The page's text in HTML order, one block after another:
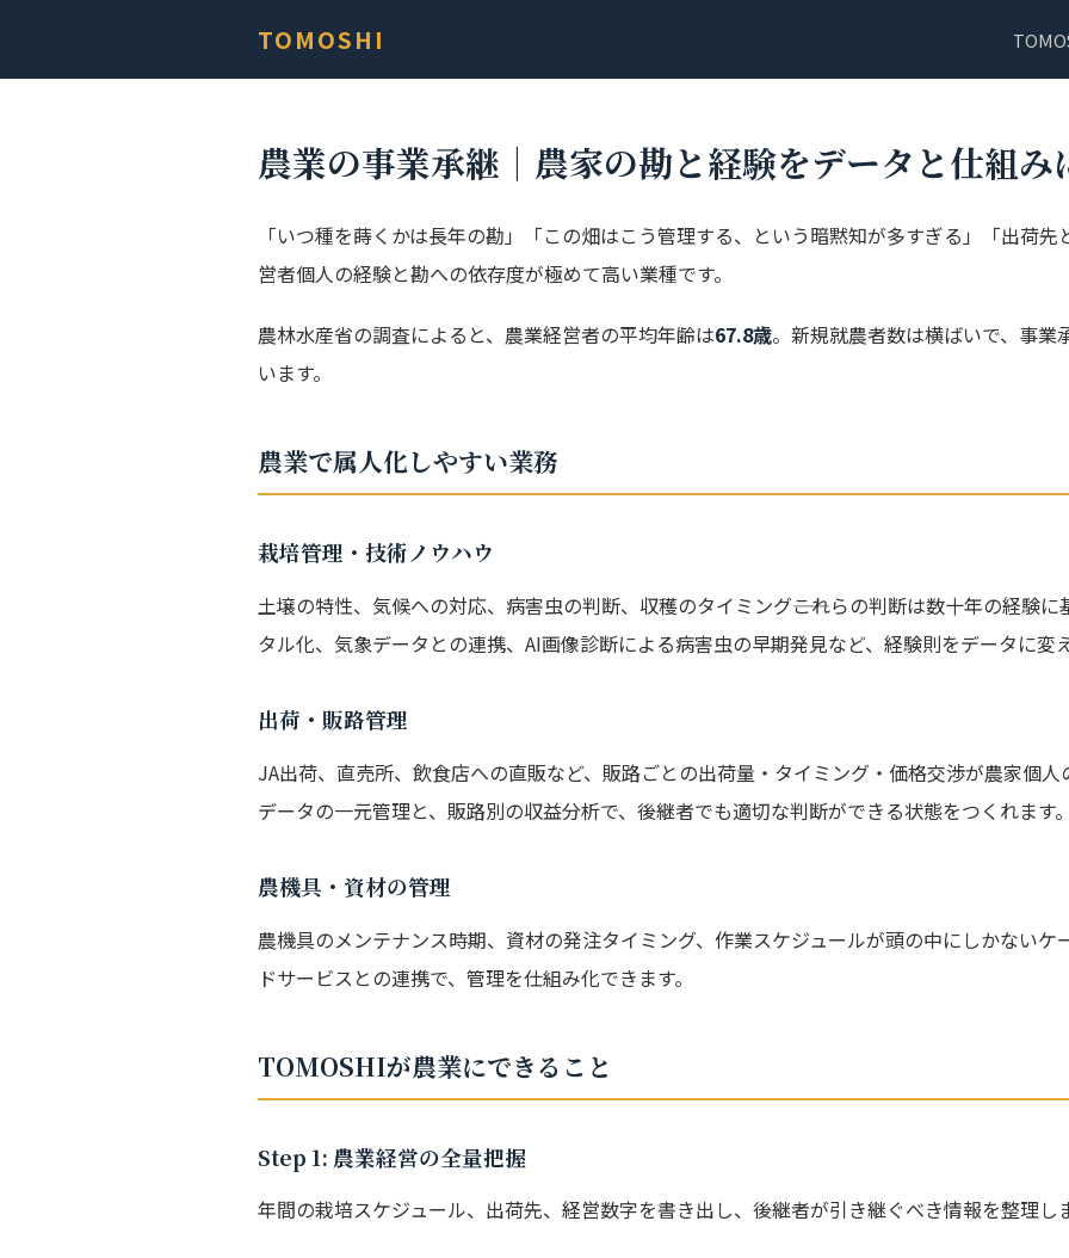
TOMOSHI
農業の事業承継｜農家の勘と経験をデータと仕組み
「いつ種を蒔くかは長年の勘」「この畑はこう管理する、という暗黙知が多すぎる」「出荷先
営者個人の経験と勘への依存度が極めて高い業種です。
農林水産省の調査によると、農業経営者の平均年齢は67.8歳。新規就農者数は横ばいで、事業
います。
農業で属人化しやすい業務
栽培管理・技術ノウハウ
土壌の特性、気候への対応、病害虫の判断、収穫のタイミング――これらの判断は数十年の経験
タル化、気象データとの連携、AI画像診断による病害虫の早期発見など、経験則をデータに変
出荷・販路管理
JA出荷、直売所、飲食店への直販など、販路ごとの出荷量・タイミング・価格交渉が農家個
データの一元管理と、販路別の収益分析で、後継者でも適切な判断ができる状態をつくれます。
農機具・資材の管理
農機具のメンテナンス時期、資材の発注タイミング、作業スケジュールが頭の中にしかないケ
ドサービスとの連携で、管理を仕組み化できます。
TOMOSHIが農業にできること
Step 1: 農業経営の全量把握
年間の栽培スケジュール、出荷先、経営数字を書き出し、後継者が引き継ぐべき情報を整理し